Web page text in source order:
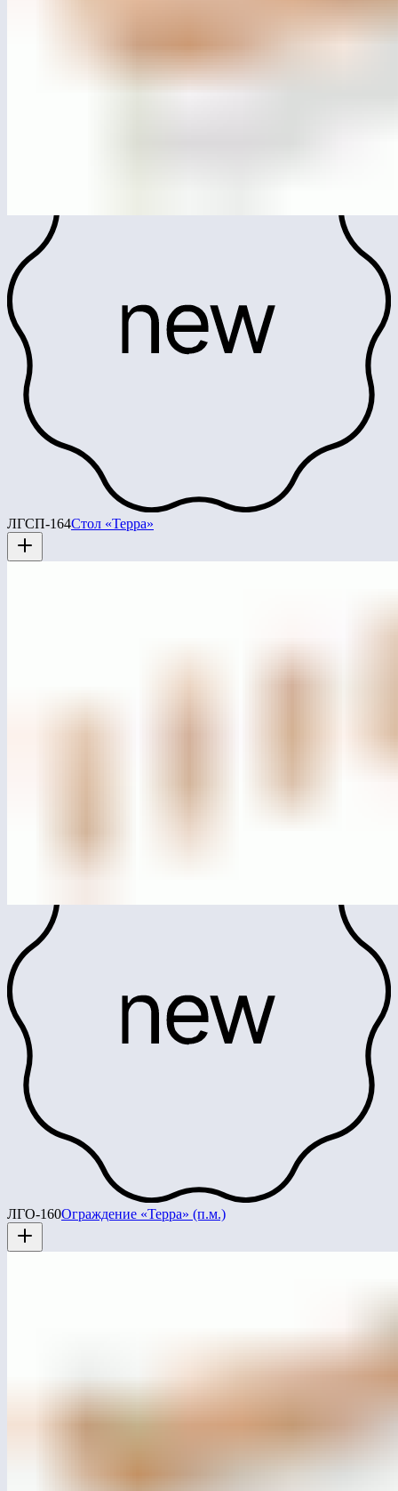
ЛГСП-164Стол «Терра»
ЛГО-160Ограждение «Терра» (п.м.)